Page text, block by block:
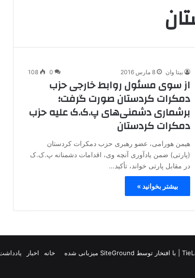
بیتا وان 8 مارس 2016 0
108
از سوی مسئول روابط خارجی حزب
دمکرات کردستان صورت گرفت؛
برشماری دشمنی‌های پ.ک.ک علیه‌ حزب
دمکرات کردستان
هیمن هورامی، عضو رهبری حزب دمکرات کردستان
(پارتی) ضمن یادآوری آنچه‌ وی، اقدامات دشمنانه‌ پ.ک.ک
در مقابل پارتی خواند، تأکید…
بیشتر بخوانید »
| با افتخار توسط SiteGround میزبانی شده خانه اخبار